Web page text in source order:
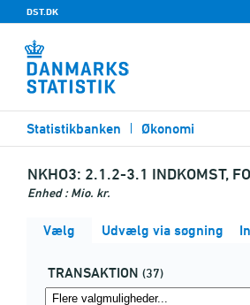
DST.DK
Statistikbanken Økonomi
NKHO3: 2.1.2-3.1 INDKOMST,
Enhed : Mio. kr.
Vælg Udvælg via søgning
TRANSAKTION (37)